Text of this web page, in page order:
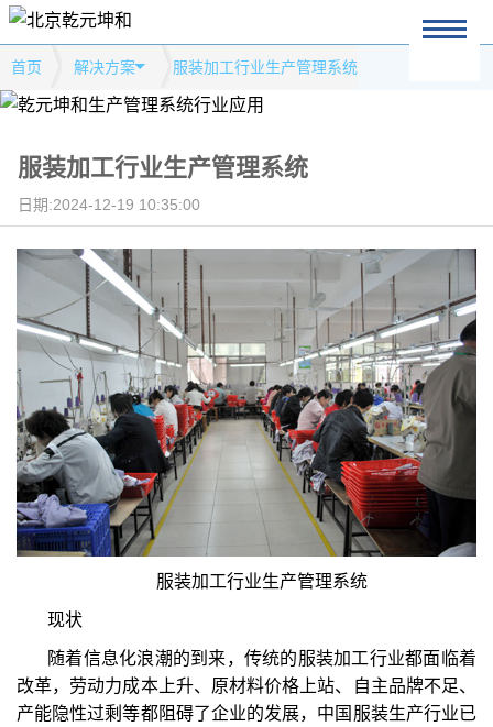
首页 解决方案 服装加工行业生产管理系统
服装加工行业生产管理系统
日期:2024-12-19 10:35:00
服装加工行业生产管理系统
现状
随着信息化浪潮的到来，传统的服装加工行业都面临着
改革，劳动力成本上升、原材料价格上站、自主品牌不足、
产能隐性过剩等都阻碍了企业的发展，中国服装生产行业已